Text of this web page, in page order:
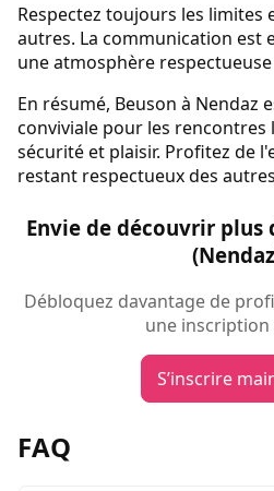
Respectez toujours les limites
autres. La communication est
une atmosphère
En résumé, Beuson à Nendaz
conviviale pour les
sécurité et plaisir. Profitez de
restant respectueux des
Envie de découvrir plus
Débloquez davantage de
une
S’inscrire
FAQ